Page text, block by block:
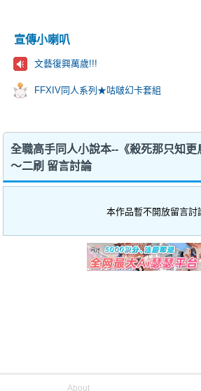
宣傳小喇叭
文藝復興萬歲!!!
FFXIV同人系列★咕啵幻卡套組
全職高手同人小說本--《殺死那只知
～二刷 留言討論
本作品暫不開放留言討
About